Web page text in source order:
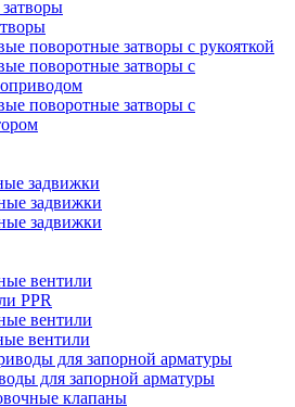
поворотные затворы с рукояткой
поворотные затворы с
поворотные затворы с
задвижки
задвижки
задвижки
вентили
PPR
вентили
вентили
для запорной арматуры